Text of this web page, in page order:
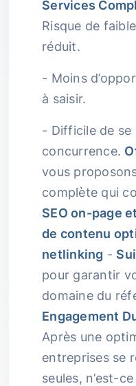
Services
Risque de
réduit.
- Moins
à saisir.
- Difficile de se
concurrence.
vous
complète qui
SEO on-page
de contenu
netlinking -
pour garantir
domaine du
Engagement
Après une
entreprises se
seules, n’est-